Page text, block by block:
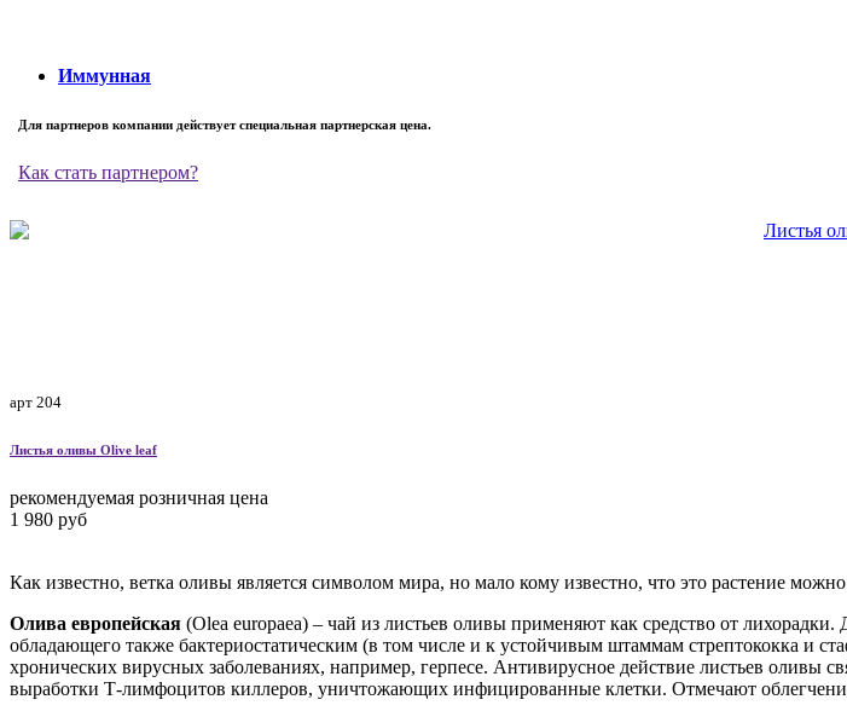
Иммунная
Для партнеров компании действует специальная партнерская цена.
Как стать партнером?
арт 204
Листья оливы Olive leaf
рекомендуемая розничная цена
1 980 руб
Как известно, ветка оливы является символом мира, но мало кому известно, что это растение
Олива европейская (Olea europaea) – чай из листьев оливы применяют как средство от лихорадки.
обладающего также бактериостатическим (в том числе и к устойчивым штаммам стрептококка и
хронических вирусных заболеваниях, например, герпесе. Антивирусное действие листьев оливы
выработки Т-лимфоцитов киллеров, уничтожающих инфицированные клетки. Отмечают